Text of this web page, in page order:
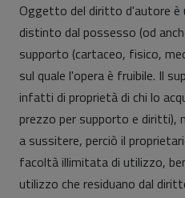
Oggetto del diritto d'autore è
distinto dal possesso (od
supporto (cartaceo, fisico,
sul quale l'opera è fruibile. Il
infatti di proprietà di chi lo
prezzo per supporto e diritti),
a sussitere, perciò il
facoltà illimitata di utilizzo,
utilizzo che residuano dal